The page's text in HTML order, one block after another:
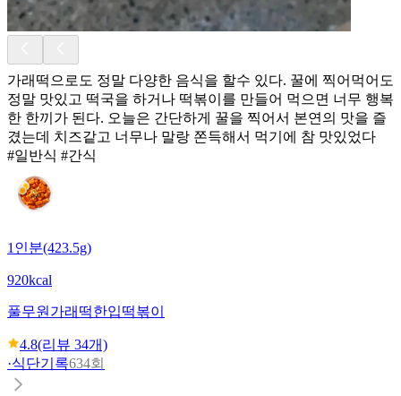
가래떡으로도 정말 다양한 음식을 할수 있다. 꿀에 찍어먹어도
정말 맛있고 떡국을 하거나 떡볶이를 만들어 먹으면 너무 행복
한 한끼가 된다. 오늘은 간단하게 꿀을 찍어서 본연의 맛을 즐
겼는데 치즈같고 너무나 말랑 쫀득해서 먹기에 참 맛있었다
#일반식 #간식
1인분(423.5g)
920kcal
풀무원 가래떡한입떡볶이
4.8(리뷰 34개)
·식단기록634회